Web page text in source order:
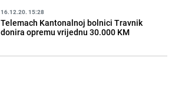
16.12.20. 15:28
Telemach Kantonalnoj bolnici Travnik
donira opremu vrijednu 30.000 KM